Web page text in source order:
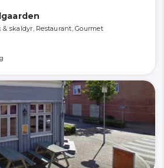
& skaldyr, Restaurant, Gourmet